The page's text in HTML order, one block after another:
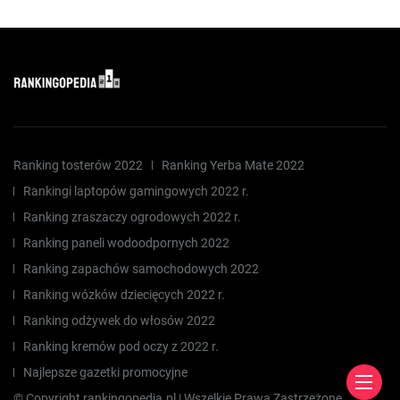
Ranking tosterów 2022
Ranking Yerba Mate 2022
Rankingi laptopów gamingowych 2022 r.
Ranking zraszaczy ogrodowych 2022 r.
Ranking paneli wodoodpornych 2022
Ranking zapachów samochodowych 2022
Ranking wózków dziecięcych 2022 r.
Ranking odżywek do włosów 2022
Ranking kremów pod oczy z 2022 r.
Najlepsze gazetki promocyjne